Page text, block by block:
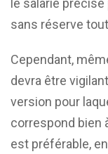
le salarié précise
sans réserve
Cependant,
devra être
version pour
correspond bien
est préférable,